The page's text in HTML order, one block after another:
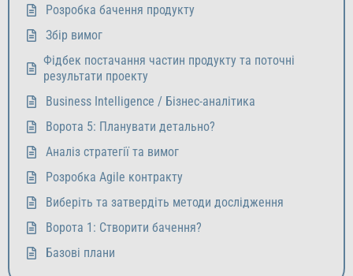
Розробка бачення продукту
Збір вимог
Фідбек постачання частин продукту та поточні
результати проекту
Business Intelligence / Бізнес-аналітика
Ворота 5: Планувати детально?
Аналіз стратегії та вимог
Розробка Agile контракту
Виберіть та затвердіть методи дослідження
Ворота 1: Створити бачення?
Базові плани